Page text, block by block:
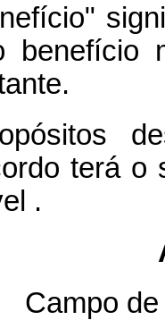
benefício
terá
.
Campo